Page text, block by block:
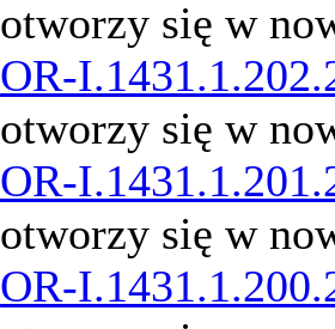
otworzy się w
OR-
otworzy się w
OR-
otworzy się w
OR-